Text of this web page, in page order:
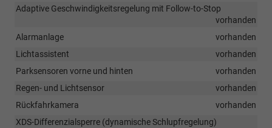
Adaptive Geschwindigkeitsregelung mit Follow-to-Stop
vorhanden
Alarmanlage
vorhanden
Lichtassistent
vorhanden
Parksensoren vorne und hinten
vorhanden
Regen- und Lichtsensor
vorhanden
Rückfahrkamera
vorhanden
XDS-Differenzialsperre (dynamische Schlupfregelung)